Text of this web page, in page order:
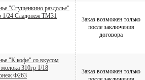
"Сгущенкино раздолье"
1/24 Сладонеж ТМ31
Заказ возможен только
после заключения
договора
"К кофе" со вкусом
молока 310гр 1/18
Ф263
Заказ возможен только